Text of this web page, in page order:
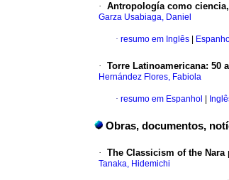
· Antropología como
Garza Usabiaga, Daniel
· resumo em Inglês
· Torre Latinoamericana: 50
Hernández Flores, Fabiola
· resumo em Espanhol
Obras, documentos,
· The Classicism of the
Tanaka, Hidemichi